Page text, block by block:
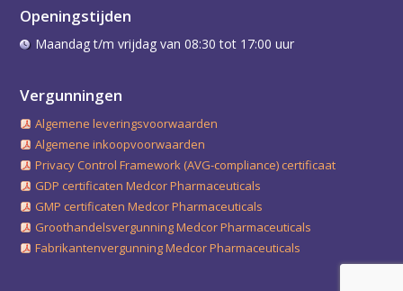
Openingstijden
Maandag t/m vrijdag van 08:30 tot 17:00 uur
Vergunningen
Algemene leveringsvoorwaarden
Algemene inkoopvoorwaarden
Privacy Control Framework (AVG-compliance) certificaat
GDP certificaten Medcor Pharmaceuticals
GMP certificaten Medcor Pharmaceuticals
Groothandelsvergunning Medcor Pharmaceuticals
Fabrikantenvergunning Medcor Pharmaceuticals